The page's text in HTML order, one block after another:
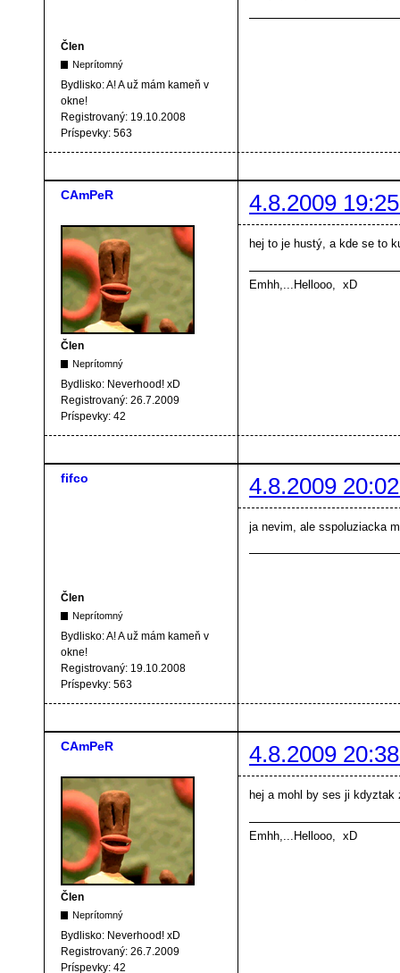
Člen
Neprítomný
Bydlisko:A! A už mám kameň v
okne!
Registrovaný: 19.10.2008
Príspevky: 563
CAmPeR 4.8.2009
Člen
Neprítomný
Bydlisko: Neverhood! xD
Registrovaný: 26.7.2009
Príspevky: 42
hej to je hustý, a kde se to
Emhh,...Hellooo, xD
fifco 4.8.2009
Člen
Neprítomný
Bydlisko:A! A už mám kameň v
okne!
Registrovaný: 19.10.2008
Príspevky: 563
ja nevim, ale sspoluziacka
CAmPeR 4.8.2009
Člen
Neprítomný
Bydlisko: Neverhood! xD
Registrovaný: 26.7.2009
Príspevky: 42
hej a mohl by ses ji
Emhh,...Hellooo, xD